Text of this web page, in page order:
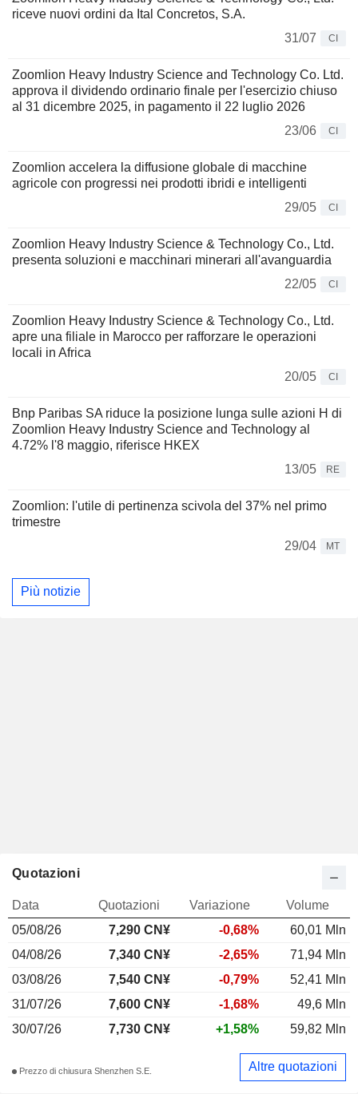
riceve nuovi ordini da Ital Concretos, S.A.
31/07
CI
Zoomlion Heavy Industry Science and Technology Co. Ltd.
approva il dividendo ordinario finale per l'esercizio chiuso
al 31 dicembre 2025, in pagamento il 22 luglio 2026
23/06
CI
Zoomlion accelera la diffusione globale di macchine
agricole con progressi nei prodotti ibridi e intelligenti
29/05
CI
Zoomlion Heavy Industry Science & Technology Co., Ltd.
presenta soluzioni e macchinari minerari all'avanguardia
22/05
CI
Zoomlion Heavy Industry Science & Technology Co., Ltd.
apre una filiale in Marocco per rafforzare le operazioni
locali in Africa
20/05
CI
Bnp Paribas SA riduce la posizione lunga sulle azioni H di
Zoomlion Heavy Industry Science and Technology al
4.72% l'8 maggio, riferisce HKEX
13/05
RE
Zoomlion: l'utile di pertinenza scivola del 37% nel primo
trimestre
29/04
MT
Più notizie
Quotazioni
Data Quotazioni Variazione
Volume
05/08/26
7,290 CN¥ -0,68%
60,01 Mln
04/08/26
7,340 CN¥ -2,65%
71,94 Mln
03/08/26
7,540 CN¥ -0,79%
52,41 Mln
31/07/26
7,600 CN¥ -1,68%
49,6 Mln
30/07/26
7,730 CN¥ +1,58% 59,82 Mln
Prezzo di chiusura Shenzhen S.E. Altre quotazioni